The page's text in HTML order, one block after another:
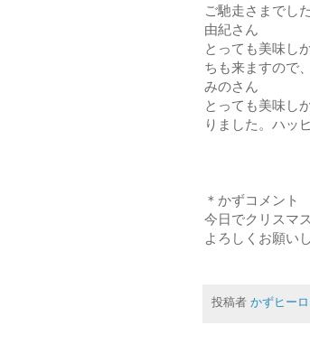
ご馳走さまでした
由紀さん
とっても美味し
ちも来ますので
みのさん
とっても美味し
りました。ハッ
＊かずコメント
今日でクリスマ
よろしくお願い
投稿者 かずヒー